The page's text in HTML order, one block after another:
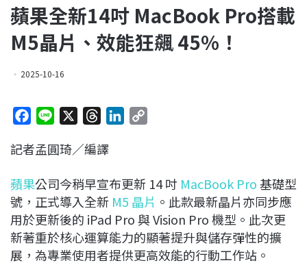
蘋果全新14吋 MacBook Pro搭載
M5晶片、效能狂飆 45%！
2025-10-16
c
b
o
o
k
n
r
a
d
s
e
d
I
n
L
i
n
k
記者孟圓琦／編譯
蘋果公司今稍早宣布更新 14 吋 MacBook Pro基礎型
號，正式導入全新 M5 晶片 。此款最新晶片亦同步應
用於更新後的 iPad Pro 與 Vision Pro 機型。此次更
新著重於核心運算能力的顯著提升與儲存彈性的擴
展，為專業使用者提供更高效能的行動工作站。